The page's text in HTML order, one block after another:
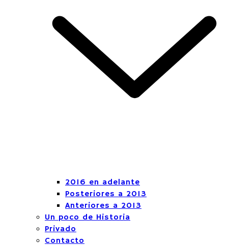
2016 en adelante
Posteriores a 2013
Anteriores a 2013
Un poco de Historia
Privado
Contacto